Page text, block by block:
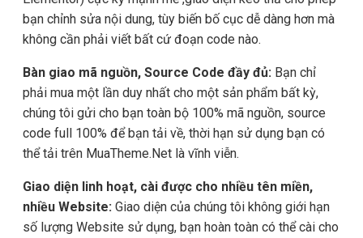
bạn chỉnh sửa nội dung, tùy biến bố cục dễ dàng hơn mà
không cần phải viết bất cứ đoạn code nào.
Bàn giao mã nguồn, Source Code đầy đủ: Bạn chỉ
phải mua một lần duy nhất cho một sản phẩm bất kỳ,
chúng tôi gửi cho bạn toàn bộ 100% mã nguồn, source
code full 100% để bạn tải về, thời hạn sử dụng bạn có
thể tải trên MuaTheme.Net là vĩnh viễn.
Giao diện linh hoạt, cài được cho nhiều tên miền,
nhiều Website: Giao diện của chúng tôi không giới hạn
số lượng Website sử dụng, bạn hoàn toàn có thể cài cho